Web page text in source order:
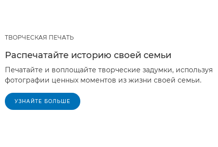
ТВОРЧЕСКАЯ ПЕЧАТЬ
Распечатайте историю своей семьи
Печатайте и воплощайте творческие задумки, используя
фотографии ценных моментов из жизни своей семьи.
УЗНАЙТЕ БОЛЬШЕ